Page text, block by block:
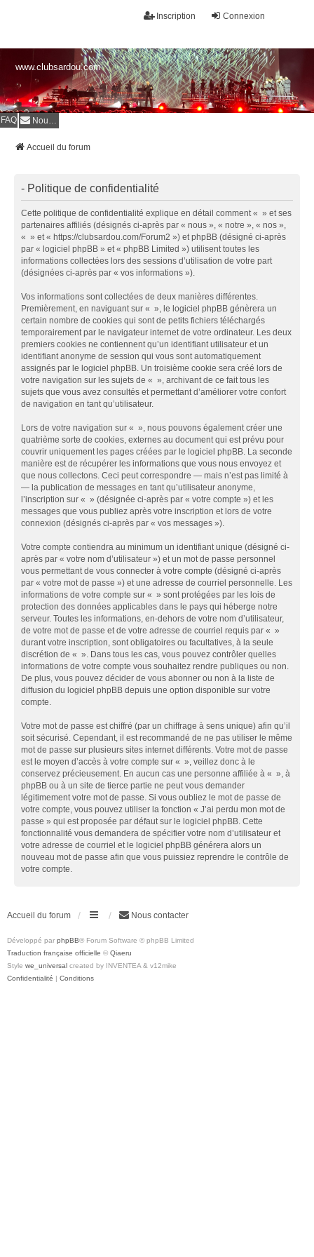
Connexion
Inscription
www.clubsardou.com
FAQ Nous contacter
Accueil du forum
- Politique de confidentialité
Cette politique de confidentialité explique en détail comment « » et ses
partenaires affiliés (désignés ci-après par « nous », « notre », « nos »,
« » et « https://clubsardou.com/Forum2 ») et phpBB (désigné ci-après
par « logiciel phpBB » et « phpBB Limited ») utilisent toutes les
informations collectées lors des sessions d’utilisation de votre part
(désignées ci-après par « vos informations »).
Vos informations sont collectées de deux manières différentes.
Premièrement, en naviguant sur « », le logiciel phpBB génèrera un
certain nombre de cookies qui sont de petits fichiers téléchargés
temporairement par le navigateur internet de votre ordinateur. Les deux
premiers cookies ne contiennent qu’un identifiant utilisateur et un
identifiant anonyme de session qui vous sont automatiquement
assignés par le logiciel phpBB. Un troisième cookie sera créé lors de
votre navigation sur les sujets de « », archivant de ce fait tous les
sujets que vous avez consultés et permettant d’améliorer votre confort
de navigation en tant qu’utilisateur.
Lors de votre navigation sur « », nous pouvons également créer une
quatrième sorte de cookies, externes au document qui est prévu pour
couvrir uniquement les pages créées par le logiciel phpBB. La seconde
manière est de récupérer les informations que vous nous envoyez et
que nous collectons. Ceci peut correspondre — mais n’est pas limité à
— la publication de messages en tant qu’utilisateur anonyme,
l’inscription sur « » (désignée ci-après par « votre compte ») et les
messages que vous publiez après votre inscription et lors de votre
connexion (désignés ci-après par « vos messages »).
Votre compte contiendra au minimum un identifiant unique (désigné ci-
après par « votre nom d’utilisateur ») et un mot de passe personnel
vous permettant de vous connecter à votre compte (désigné ci-après
par « votre mot de passe ») et une adresse de courriel personnelle. Les
informations de votre compte sur « » sont protégées par les lois de
protection des données applicables dans le pays qui héberge notre
serveur. Toutes les informations, en-dehors de votre nom d’utilisateur,
de votre mot de passe et de votre adresse de courriel requis par « »
durant votre inscription, sont obligatoires ou facultatives, à la seule
discrétion de « ». Dans tous les cas, vous pouvez contrôler quelles
informations de votre compte vous souhaitez rendre publiques ou non.
De plus, vous pouvez décider de vous abonner ou non à la liste de
diffusion du logiciel phpBB depuis une option disponible sur votre
compte.
Votre mot de passe est chiffré (par un chiffrage à sens unique) afin qu’il
soit sécurisé. Cependant, il est recommandé de ne pas utiliser le même
mot de passe sur plusieurs sites internet différents. Votre mot de passe
est le moyen d’accès à votre compte sur « », veillez donc à le
conservez précieusement. En aucun cas une personne affiliée à « », à
phpBB ou à un site de tierce partie ne peut vous demander
légitimement votre mot de passe. Si vous oubliez le mot de passe de
votre compte, vous pouvez utiliser la fonction « J’ai perdu mon mot de
passe » qui est proposée par défaut sur le logiciel phpBB. Cette
fonctionnalité vous demandera de spécifier votre nom d’utilisateur et
votre adresse de courriel et le logiciel phpBB générera alors un
nouveau mot de passe afin que vous puissiez reprendre le contrôle de
votre compte.
Accueil du forum Nous contacter
Développé par phpBB® Forum Software © phpBB Limited
Traduction française officielle © Qiaeru
Style we_universal created by INVENTEA & v12mike
Confidentialité | Conditions